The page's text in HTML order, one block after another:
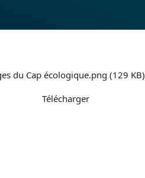
du Cap écologique.png (129 KB)
Télécharger